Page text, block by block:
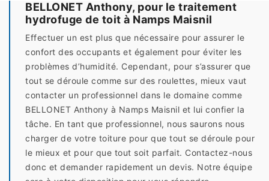
BELLONET Anthony, pour le traitement
hydrofuge de toit à Namps Maisnil
Effectuer un est plus que nécessaire pour assurer le
confort des occupants et également pour éviter les
problèmes d’humidité. Cependant, pour s’assurer que
tout se déroule comme sur des roulettes, mieux vaut
contacter un professionnel dans le domaine comme
BELLONET Anthony à Namps Maisnil et lui confier la
tâche. En tant que professionnel, nous saurons nous
charger de votre toiture pour que tout se déroule pour
le mieux et pour que tout soit parfait. Contactez-nous
donc et demander rapidement un devis. Notre équipe